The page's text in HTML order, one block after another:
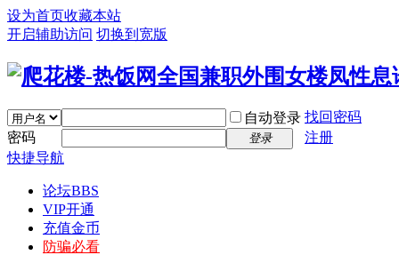
设为首页收藏本站
开启辅助访问 切换到宽版
自动登录 找回密码
密码
登录
注册
快捷导航
论坛BBS
VIP开通
充值金币
防骗必看